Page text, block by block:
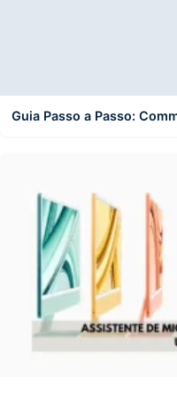
Guia Passo a Passo: